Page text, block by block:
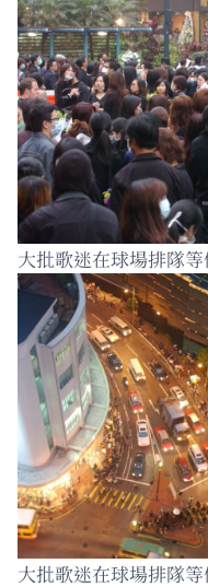
大批歌迷在球場排隊
大批歌迷在球場排隊